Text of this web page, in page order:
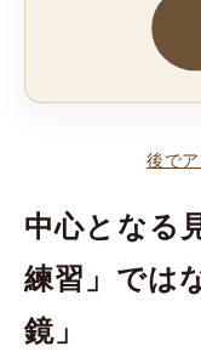
後で
中心となる
練習」では
鏡」